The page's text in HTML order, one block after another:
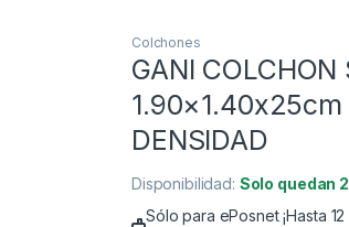
Colchones
GANI COLCHON
1.90×1.40x25cm
DENSIDAD
Disponibilidad: Solo quedan
Sólo para ePosnet ¡Hasta